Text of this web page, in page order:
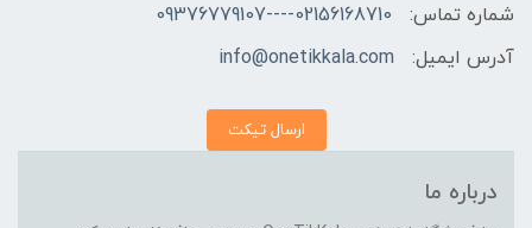
شماره تماس:
02156168710----09376779107
آدرس ایمیل:
info@onetikkala.com
ارسال تیکت
درباره ما